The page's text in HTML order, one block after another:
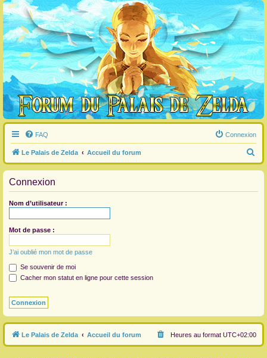
FAQ Connexion
Le Palais de Zelda Accueil du forum
e
Connexion
Nom d’utilisateur :
Mot de passe :
J’ai oublié mon mot de passe
Se souvenir de moi
Cacher mon statut en ligne pour cette session
Le Palais de Zelda Accueil du forum Heures au format UTC+02:00